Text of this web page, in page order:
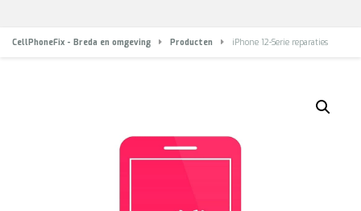
CellPhoneFix - Breda en omgeving Producten iPhone 12-Serie reparaties